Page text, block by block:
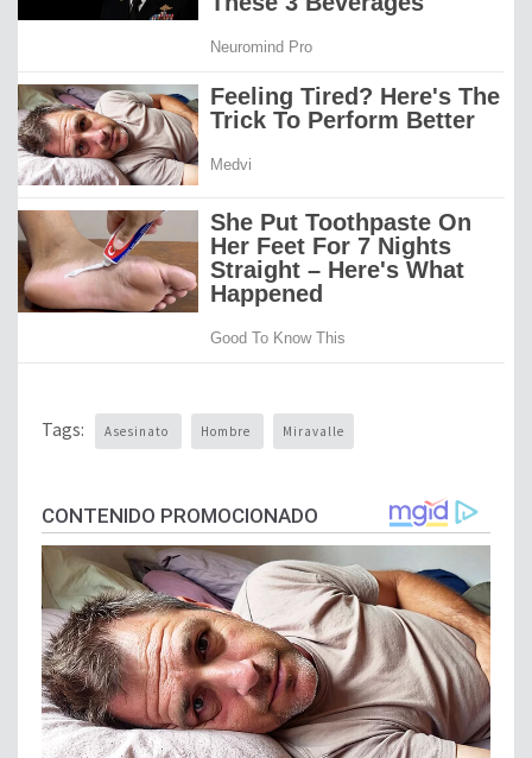
Tags: Asesinato Hombre Miravalle
CONTENIDO PROMOCIONADO